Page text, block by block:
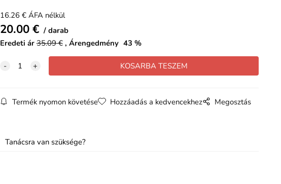
16.26€ ÁFA nélkül
20.00€
darab
Eredeti ár 35.09€ Árengedmény 43 %
Termék nyomon követése Hozzáadás a kedvencekhez Megosztás
Tanácsra van szüksége?